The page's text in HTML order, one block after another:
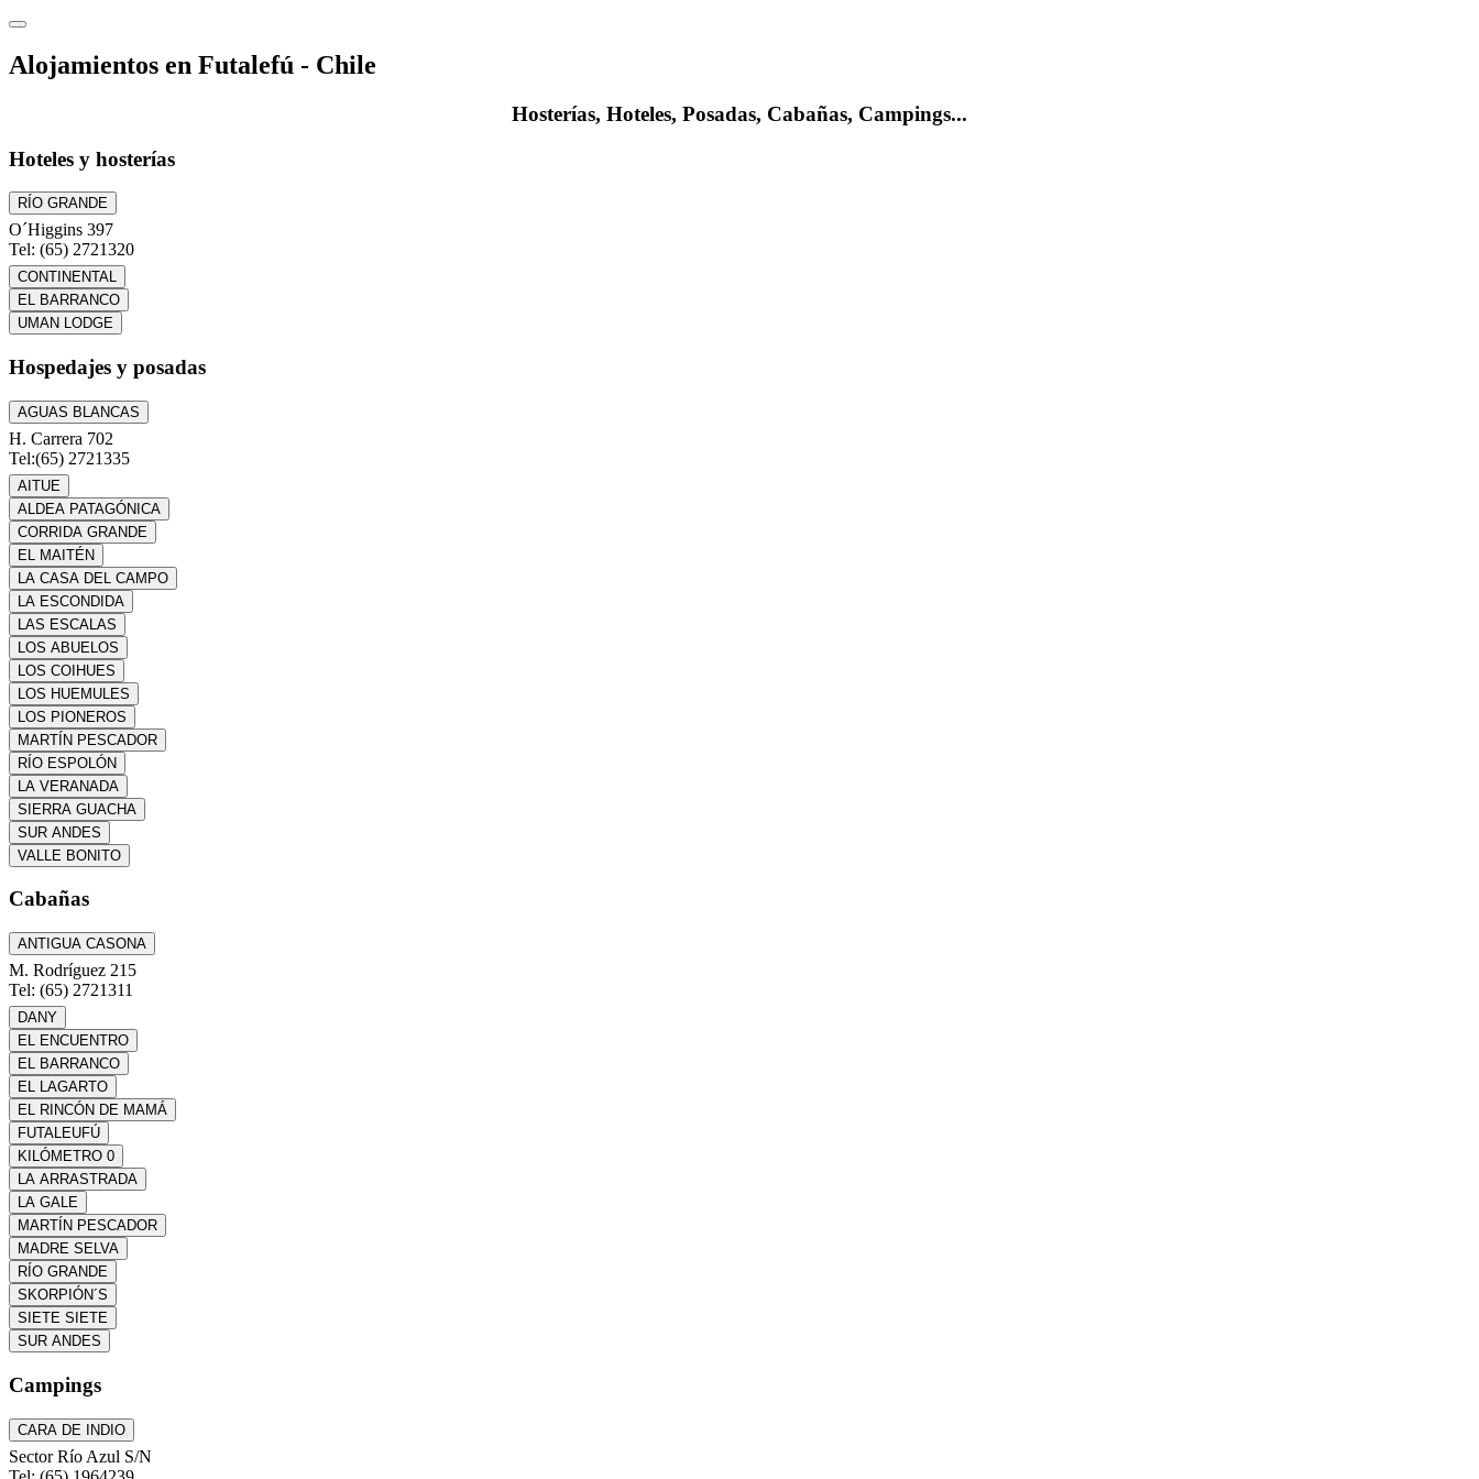
Alojamientos en Futalefú - Chile
Hosterías, Hoteles, Posadas, Cabañas, Campings...
Hoteles y hosterías
RÍO GRANDE
O´Higgins 397
Tel: (65) 2721320
CONTINENTAL
EL BARRANCO
UMAN LODGE
Hospedajes y posadas
AGUAS BLANCAS
H. Carrera 702
Tel:(65) 2721335
AITUE
ALDEA PATAGÓNICA
CORRIDA GRANDE
EL MAITÉN
LA CASA DEL CAMPO
LA ESCONDIDA
LAS ESCALAS
LOS ABUELOS
LOS COIHUES
LOS HUEMULES
LOS PIONEROS
MARTÍN PESCADOR
RÍO ESPOLÓN
LA VERANADA
SIERRA GUACHA
SUR ANDES
VALLE BONITO
Cabañas
ANTIGUA CASONA
M. Rodríguez 215
Tel: (65) 2721311
DANY
EL ENCUENTRO
EL BARRANCO
EL LAGARTO
EL RINCÓN DE MAMÁ
FUTALEUFÚ
KILÓMETRO 0
LA ARRASTRADA
LA GALE
MARTÍN PESCADOR
MADRE SELVA
RÍO GRANDE
SKORPIÓN´S
SIETE SIETE
SUR ANDES
Campings
CARA DE INDIO
Sector Río Azul S/N